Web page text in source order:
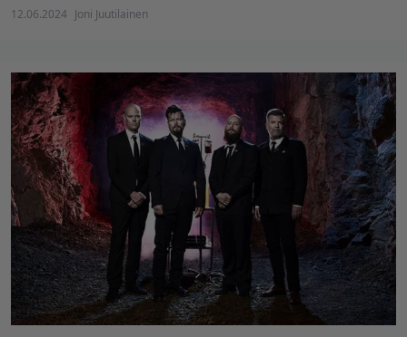
12.06.2024 Joni Juutilainen